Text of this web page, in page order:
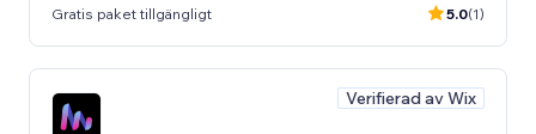
Gratis paket tillgängligt 5.0(1)
Verifierad av Wix